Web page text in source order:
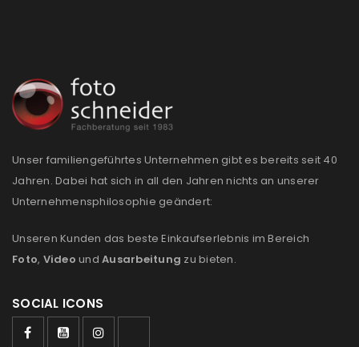
Anmeldeformular geschützt durch
ANMELDEN
PASSWORT VERGESSEN?
Ein Link zum Erstellen eines neuen Passworts wird an
Unser familiengeführtes Unternehmen gibt es bereits seit 40
Jahren. Dabei hat sich in all den Jahren nichts an unserer
Unternehmensphilosophie geändert:
Unseren Kunden das beste Einkaufserlebnis im Bereich
Foto, Video und Ausarbeitung zu bieten.
SOCIAL ICONS